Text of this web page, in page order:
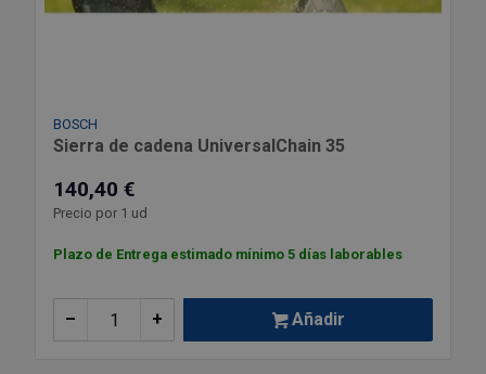
BOSCH
Sierra de cadena UniversalChain 35
140,40 €
Precio por 1 ud
Plazo de Entrega estimado mínimo 5 días laborables
+
– Añadir